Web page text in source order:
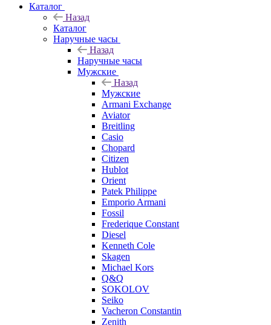
Каталог
Назад
Каталог
Наручные часы
Назад
Наручные часы
Мужские
Назад
Мужские
Armani Exchange
Aviator
Breitling
Casio
Chopard
Citizen
Hublot
Orient
Patek Philippe
Emporio Armani
Fossil
Frederique Constant
Diesel
Kenneth Cole
Skagen
Michael Kors
Q&Q
SOKOLOV
Seiko
Vacheron Constantin
Zenith